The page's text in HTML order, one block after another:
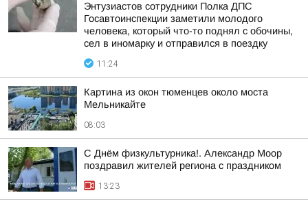
Энтузиастов сотрудники Полка ДПС
Госавтоинспекции заметили молодого
человека, который что-то поднял с обочины,
сел в иномарку и отправился в поездку
11:24
Картина из окон тюменцев около моста
Мельникайте
08:03
С Днём физкультурника!. Александр Моор
поздравил жителей региона с праздником
13:23